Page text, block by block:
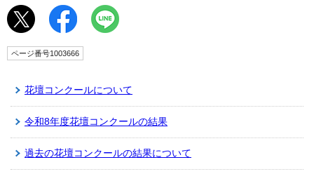
ページ番号1003666
花壇コンクールについて
令和8年度花壇コンクールの結果
過去の花壇コンクールの結果について